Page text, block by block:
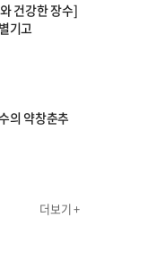
건강한 장수]
기고
의 약창춘추
더보기 +